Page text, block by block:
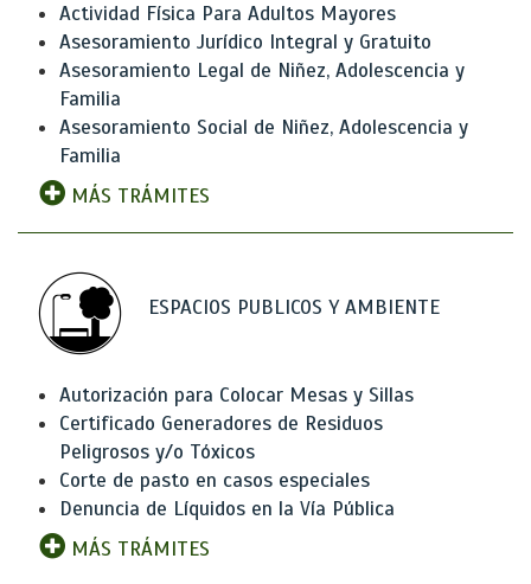
Actividad Física Para Adultos Mayores
Asesoramiento Jurídico Integral y Gratuito
Asesoramiento Legal de Niñez, Adolescencia y
Familia
Asesoramiento Social de Niñez, Adolescencia y
Familia
MÁS TRÁMITES
ESPACIOS PUBLICOS Y AMBIENTE
Autorización para Colocar Mesas y Sillas
Certificado Generadores de Residuos
Peligrosos y/o Tóxicos
Corte de pasto en casos especiales
Denuncia de Líquidos en la Vía Pública
MÁS TRÁMITES